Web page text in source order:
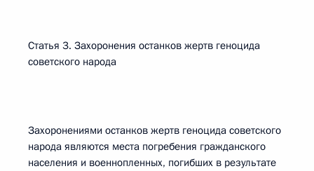
Статья 3. Захоронения останков жертв геноцида
советского народа
Захоронениями останков жертв геноцида советского
народа являются места погребения гражданского
населения и военнопленных, погибших в результате